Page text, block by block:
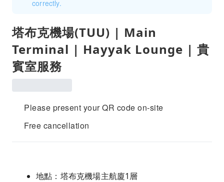
correctly.
塔布克機場(TUU) | Main
Terminal | Hayyak Lounge | 貴
賓室服務
Please present your QR code on-site
Free cancellation
地點：塔布克機場主航廈1層